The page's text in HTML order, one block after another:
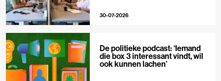
30-07-2026
De politieke podcast: ‘Iemand
die box 3 interessant vindt, wil
ook kunnen lachen’